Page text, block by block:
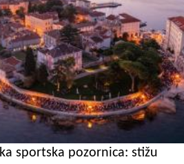
sportska pozornica: stižu